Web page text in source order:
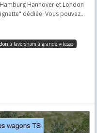
Hannover et London
dédiée. Vous pouvez...
à faversham à grande vitesse